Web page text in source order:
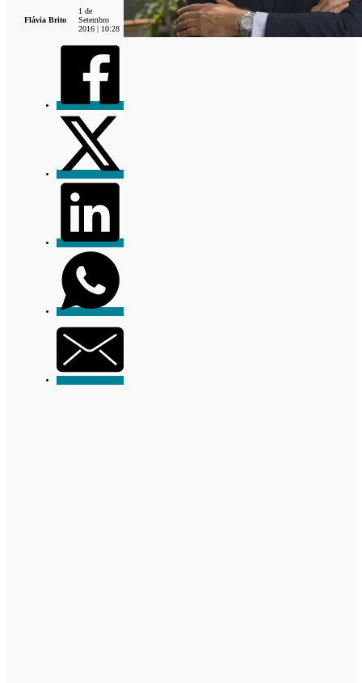
Flávia Brito
1 de
Setembro
2016 | 10:28